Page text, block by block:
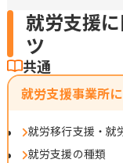
就労支援
ツ
共通
就労支援事業所
就労移行支援・就
就労支援の種類